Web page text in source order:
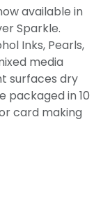
available in
Sparkle.
Inks, Pearls,
media
surfaces dry
packaged in 10
card making